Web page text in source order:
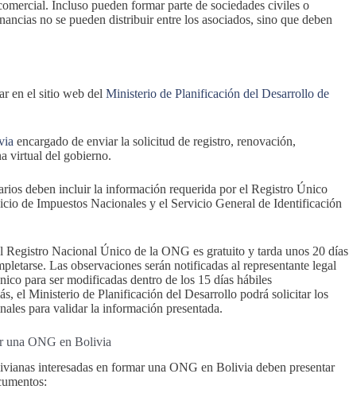
Incluso pueden formar parte de sociedades civiles o
no se pueden distribuir entre los asociados, sino que deben
en el sitio web del Ministerio de Planificación del Desarrollo de
encargado de enviar la solicitud de registro, renovación,
virtual del gobierno.
deben incluir la información requerida por el Registro Único
de Impuestos Nacionales y el Servicio General de Identificación
Registro Nacional Único de la ONG es gratuito y tarda unos 20 días
Las observaciones serán notificadas al representante legal
para ser modificadas dentro de los 15 días hábiles
el Ministerio de Planificación del Desarrollo podrá solicitar los
para validar la información presentada.
una ONG en Bolivia
interesadas en formar una ONG en Bolivia deben presentar